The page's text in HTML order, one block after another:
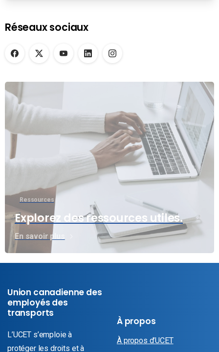
Réseaux sociaux
Ressources
Explorez des ressources utiles.
En savoir plus
Union canadienne des
employés des
transports
L’UCET s’emploie à
protéger les droits et à
À propos
À propos d’UCET